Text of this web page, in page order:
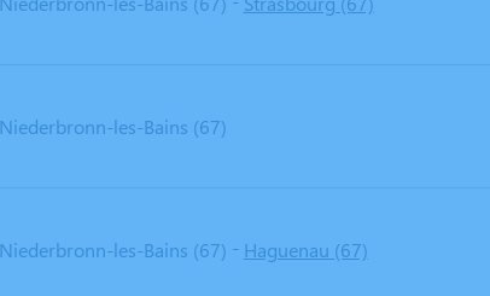
Niederbronn-les-Bains (67)
Niederbronn-les-Bains (67) - Haguenau (67)